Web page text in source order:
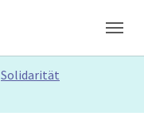
Solidarität